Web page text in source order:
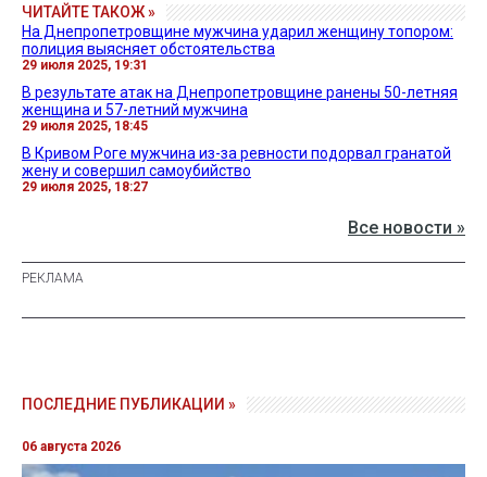
ЧИТАЙТЕ ТАКОЖ »
На Днепропетровщине мужчина ударил женщину топором:
полиция выясняет обстоятельства
29 июля 2025, 19:31
В результате атак на Днепропетровщине ранены 50-летняя
женщина и 57-летний мужчина
29 июля 2025, 18:45
В Кривом Роге мужчина из-за ревности подорвал гранатой
жену и совершил самоубийство
29 июля 2025, 18:27
Все новости »
ПОСЛЕДНИЕ ПУБЛИКАЦИИ »
06 августа 2026